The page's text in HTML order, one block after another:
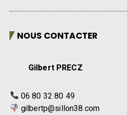
NOUS CONTACTER
Gilbert PRECZ
06 80 32 80 49
gilbertp@sillon38.com